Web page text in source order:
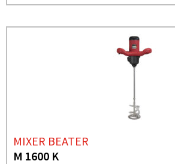
MIXER BEATER
M 1600 K